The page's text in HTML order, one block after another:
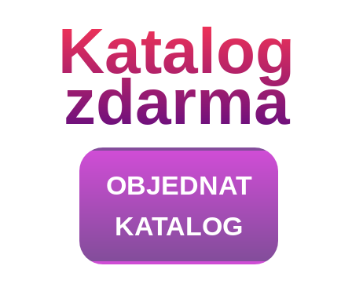
Katalog
zdarma
OBJEDNAT
KATALOG